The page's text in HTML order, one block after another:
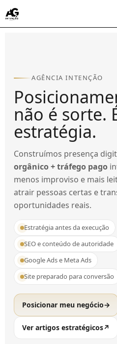
AGÊNCIA INTENÇÃO
não é sorte.
estratégia.
Construímos presença
orgânico + tráfego pago
menos improviso e mais
atrair pessoas certas e
oportunidades reais.
Estratégia antes da execução
SEO e conteúdo de autoridade
Google Ads e Meta Ads
Site preparado para conversão
Posicionar meu negócio→
Ver artigos estratégicos↗